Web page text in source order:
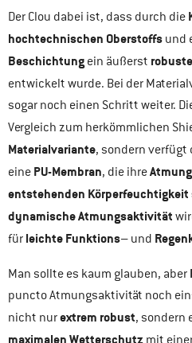
Der Clou dabei ist, dass durch die
hochtechnischen Oberstoffs und
Beschichtung ein äußerst
entwickelt wurde. Bei der
sogar noch einen Schritt weiter.
Vergleich zum herkömmlichen
Materialvariante, sondern verfügt
eine PU-Membran, die ihre
entstehenden Körperfeuchtigkeit
dynamische Atmungsaktivität
für leichte Funktions– und
Man sollte es kaum glauben, aber
puncto Atmungsaktivität noch
nicht nurextrem robust, sondern
maximalen Wetterschutz mit